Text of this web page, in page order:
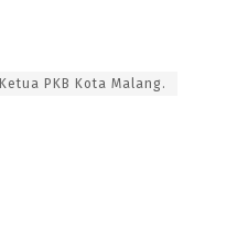
Ketua PKB Kota Malang.